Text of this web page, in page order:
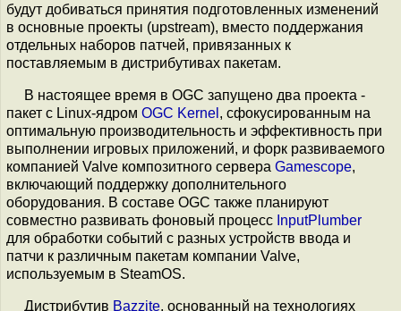
будут добиваться принятия подготовленных изменений
в основные проекты (upstream), вместо поддержания
отдельных наборов патчей, привязанных к
поставляемым в дистрибутивах пакетам.
В настоящее время в OGC запущено два проекта -
пакет с Linux-ядром OGC Kernel , сфокусированным на
оптимальную производительность и эффективность при
выполнении игровых приложений, и форк развиваемого
компанией Valve композитного сервера Gamescope,
включающий поддержку дополнительного
оборудования. В составе OGC также планируют
совместно развивать фоновый процесс InputPlumber
для обработки событий с разных устройств ввода и
патчи к различным пакетам компании Valve,
используемым в SteamOS.
Дистрибутив Bazzite, основанный на технологиях